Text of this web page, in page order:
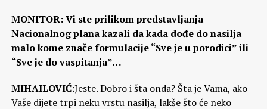
MONITOR: Vi ste prilikom predstavljanja
Nacionalnog plana kazali da kada dođe do nasilja
malo kome znače formulacije “Sve je u porodici” ili
“Sve je do vaspitanja”…
MIHAILOVIĆ:Jeste. Dobro i šta onda? Šta je Vama, ako
Vaše dijete trpi neku vrstu nasilja, lakše što će neko